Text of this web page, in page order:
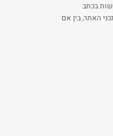
בכתב
האתר, בין אם